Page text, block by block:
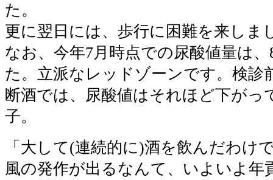
た。
更に翌日には、歩行に困難を来しま
なお、今年7月時点での尿酸値量は、
た。立派なレッドゾーンです。検診
断酒では、尿酸値はそれほど下がっ
子。
「大して(連続的に)酒を飲んだわけ
風の発作が出るなんて、いよいよ年